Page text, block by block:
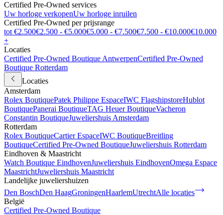
Certified Pre-Owned services
Uw horloge verkopenUw horloge inruilen
Certified Pre-Owned per prijsrange
tot €2.500€2.500 - €5.000€5.000 - €7.500€7.500 - €10.000€10.000
+
Locaties
Certified Pre-Owned Boutique AntwerpenCertified Pre-Owned
Boutique Rotterdam
Locaties
Amsterdam
Rolex BoutiquePatek Philippe EspaceIWC FlagshipstoreHublot
BoutiquePanerai BoutiqueTAG Heuer BoutiqueVacheron
Constantin BoutiqueJuweliershuis Amsterdam
Rotterdam
Rolex BoutiqueCartier EspaceIWC BoutiqueBreitling
BoutiqueCertified Pre-Owned BoutiqueJuweliershuis Rotterdam
Eindhoven & Maastricht
Watch Boutique EindhovenJuweliershuis EindhovenOmega Espace
MaastrichtJuweliershuis Maastricht
Landelijke juweliershuizen
Den BoschDen HaagGroningenHaarlemUtrechtAlle locaties
België
Certified Pre-Owned Boutique